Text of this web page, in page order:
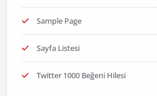
Sample Page
Sayfa Listesi
Twitter 1000 Beğeni Hilesi